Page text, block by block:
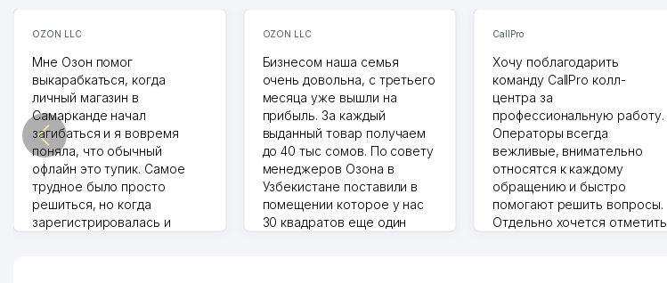
OZON LLC
Мне Озон помог
выкарабкаться, когда
личный магазин в
Самарканде начал
загибаться и я вовремя
поняла, что обычный
офлайн это тупик. Самое
трудное было просто
решиться, но когда
зарегистрировалась и
OZON LLC
Бизнесом наша семья
очень довольна, с третьего
месяца уже вышли на
прибыль. За каждый
выданный товар получаем
до 40 тыс сомов. По совету
менеджеров Озона в
Узбекистане поставили в
помещении которое у нас
30 квадратов еще один
CallPro
Хочу поблагодарить
команду CallPro колл-
центра за
профессиональную работу.
Операторы всегда
вежливые, внимательно
относятся к каждому
обращению и быстро
помогают решить вопросы.
Отдельно хочется отметить